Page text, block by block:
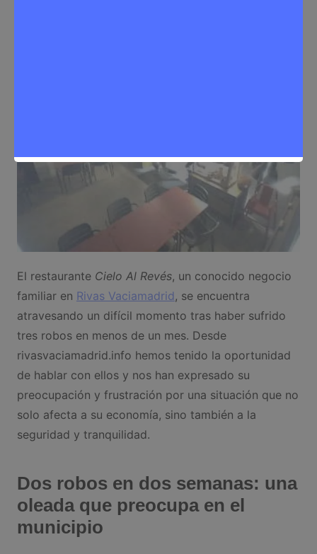
El restaurante Cielo Al Revés, un conocido negocio
familiar en Rivas Vaciamadrid, se encuentra
atravesando un difícil momento tras haber sufrido
tres robos en menos de un mes. Desde
rivasvaciamadrid.info hemos tenido la oportunidad
de hablar con ellos y nos han expresado su
preocupación y frustración por una situación que no
solo afecta a su economía, sino también a la
seguridad y tranquilidad.
Dos robos en dos semanas: una
oleada que preocupa en el
municipio